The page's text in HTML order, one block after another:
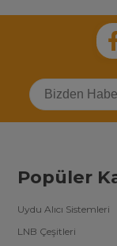
Popüler
Uydu Alıcı Sistemleri
LNB Çeşitleri